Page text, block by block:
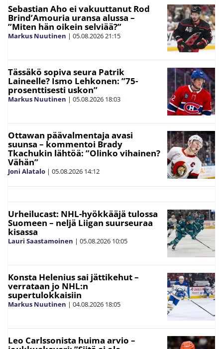
Sebastian Aho ei vakuuttanut Rod
Brind’Amouria uransa alussa –
”Miten hän oikein selviää?”
Markus Nuutinen | 05.08.202621:15
Tässäkö sopiva seura Patrik
Laineelle? Ismo Lehkonen: ”75-
prosenttisesti uskon”
Markus Nuutinen | 05.08.2026 18:03
Ottawan päävalmentaja avasi
suunsa – kommentoi Brady
Tkachukin lähtöä: ”Olinko vihainen?
Vähän”
Joni Alatalo | 05.08.2026 14:12
Urheilucast: NHL-hyökkääjä tulossa
Suomeen – neljä Liigan suurseuraa
kisassa
Lauri Saastamoinen | 05.08.2026 10:05
Konsta Helenius sai jättikehut –
verrataan jo NHL:n
supertulokkaisiin
Markus Nuutinen | 04.08.2026 18:05
Leo Carlssonista huima arvio –